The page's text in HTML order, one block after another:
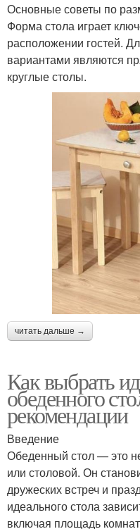
Основные советы по
Форма стола играет
расположении гостей.
вариантами являются
круглые столы.
читать дальше →
Как выбрать
обеденного
рекомендации
Введение
Обеденный стол — это
или столовой. Он
дружеских встреч и
идеального стола
включая площадь